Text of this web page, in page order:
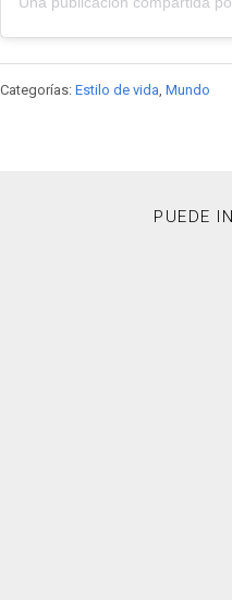
Categorías: Estilo de vida, Mundo
PUEDE